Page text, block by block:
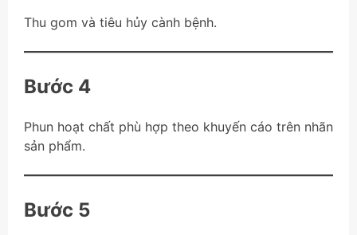
Thu gom và tiêu hủy cành bệnh.
Bước 4
Phun hoạt chất phù hợp theo khuyến cáo trên nhãn
sản phẩm.
Bước 5